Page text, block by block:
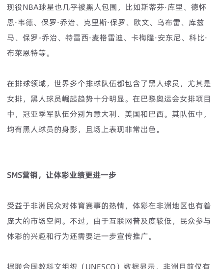
现役NBA球星也几乎被黑人包围，比如斯蒂芬·库里、‌德怀
恩·韦德、‌保罗·乔治、‌克里斯·保罗、‌欧文、‌乌布雷、‌库兹
马、‌保罗-乔治、‌特雷西·麦格雷迪、‌卡梅隆·安东尼、‌科比·
布莱恩特等。
在排球领域，世界多个排球队伍都包含了黑人球员，‌尤其是
女排，‌黑人球员崛起趋势十分明显。在巴黎奥运会女排项目
中，冠亚季军队伍分别为意大利、美国和巴西。其队伍中，
均有黑人球员的身影，且场上表现非常出色。
SMS营销，让体彩业绩更进一步
受益于非洲民众对体育赛事的热情，体彩在非洲地区也有着
庞大的市场空间。不过，由于互联网普及度较低，民众参与
体彩的兴趣和行为还需要进一步宣传推广。
据联合国教科文组织（UNESCO）数据显示，非洲目前仅有